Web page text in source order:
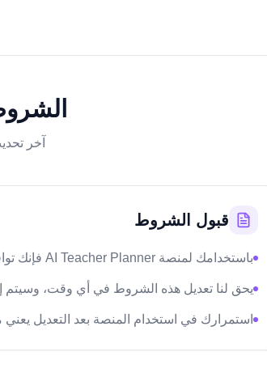
آخر
قبول الشروط
باستخدامك لمنصة AI Teacher Planner فإنك توافق على هذه الشروط والأحكام.
يحق لنا تعديل هذه الشروط في أي وقت، وسيتم
استمرارك في استخدام المنصة بعد التعديل